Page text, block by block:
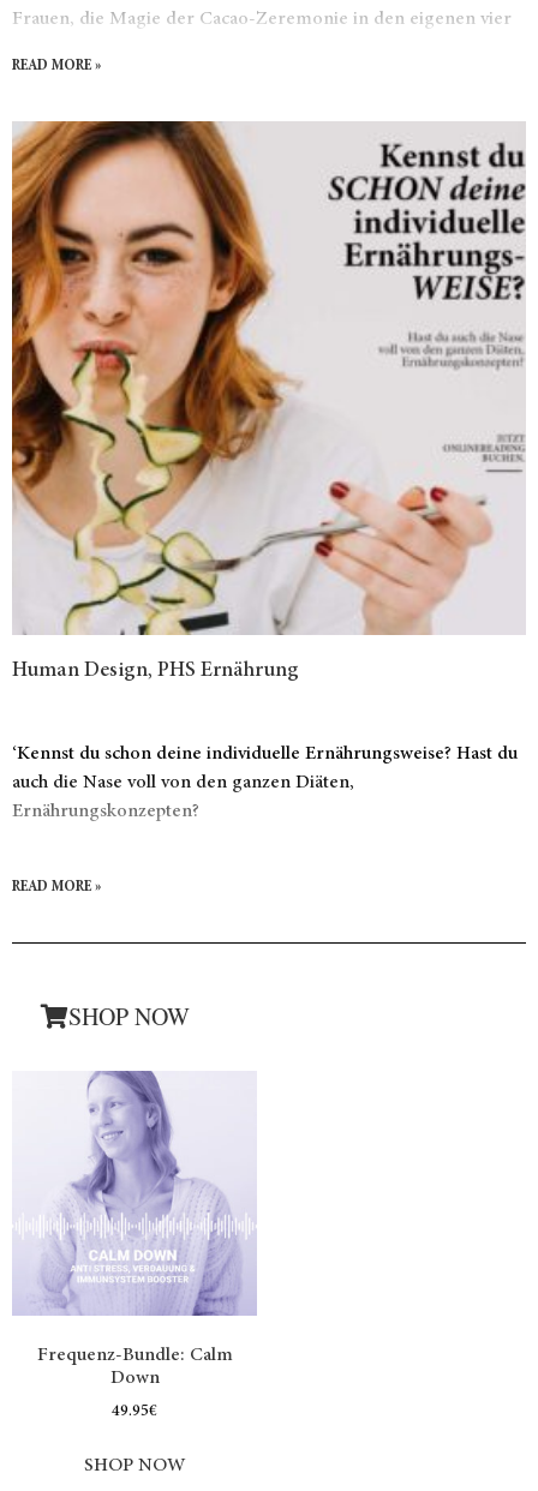
Frauen, die Magie der Cacao-Zeremonie in den eigenen vier
READ MORE »
Human Design, PHS Ernährung
‘Kennst du schon deine individuelle Ernährungsweise? Hast du
auch die Nase voll von den ganzen Diäten,
Ernährungskonzepten?
READ MORE »
SHOP NOW
Frequenz-Bundle: Calm
Down
49.95€
SHOP NOW